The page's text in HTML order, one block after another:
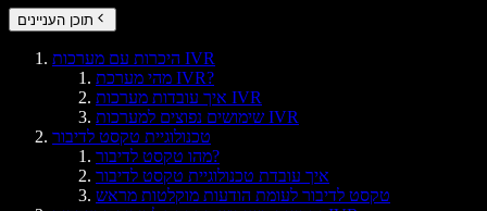
תוכן העניינים
היכרות עם מערכות IVR
מהי מערכת IVR?
איך עובדות מערכות IVR
שימושים נפוצים למערכות IVR
טכנולוגיית טקסט לדיבור
מהו טקסט לדיבור?
איך עובדת טכנולוגיית טקסט לדיבור
טקסט לדיבור לעומת הודעות מוקלטות מראש